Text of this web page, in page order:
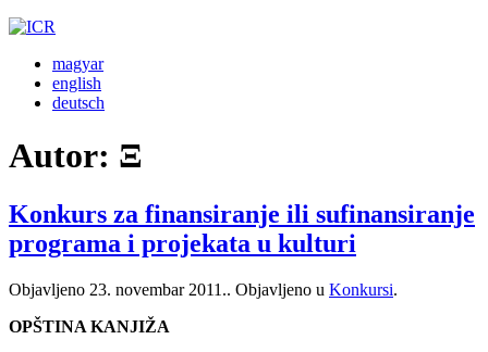
magyar
english
deutsch
Autor: Ξ
Konkurs za finansiranje ili sufinansiranje
programa i projekata u kulturi
Objavljeno 23. novembar 2011.. Objavljeno u Konkursi.
OPŠTINA KANJIŽA